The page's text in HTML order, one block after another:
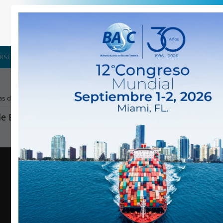
DIRECTORIO EMPRESAS
GR Chía. JUNIO 2025
de GR Chía. JUNIO 2025